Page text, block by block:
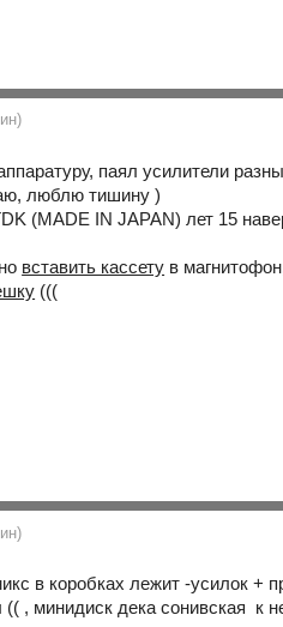
паял усилители
люблю тишину )
(MADE IN JAPAN) лет 15
вставить кассету в
(((
в коробках лежит -усилок +
(( , минидиск дека сонивская